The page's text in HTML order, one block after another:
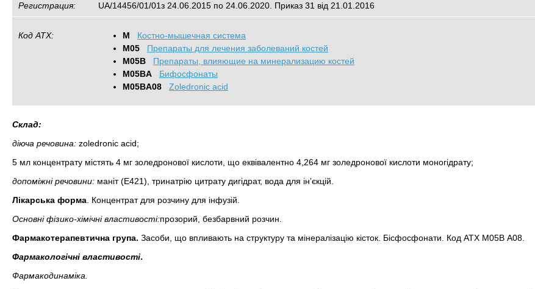
Регистрация: UA/14456/01/01з 24.06.2015 по 24.06.2020. Приказ 31 від 21.01.2016
Код АТХ: M
Костно-мышечная система
M05
Препараты для лечения заболеваний костей
M05B
Препараты, влияющие на минерализацию костей
M05BA
Бифосфонаты
M05BA08
Zoledronic acid
Склад:
діюча речовина: zoledronic acid;
5 мл концентрату містять 4 мг золедронової кислоти, що еквівалентно 4,264 мг золедронової кислоти моногідрату;
допоміжні речовини: маніт (Е421), тринатрію цитрату дигідрат, вода для ін’єкцій.
Лікарська форма . Концентрат для розчину для інфузій.
Основні фізико-хімічні властивості:прозорий, безбарвний розчин.
Фармакотерапевтична група. Засоби, що впливають на структуру та мінералізацію кісток. Бісфосфонати. Код АТХ М05В А08.
Фармакологічні властивості.
Фармакодинаміка.